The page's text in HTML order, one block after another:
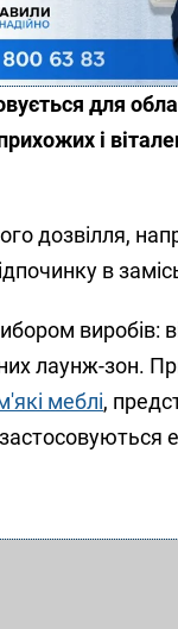
для
і
дозвілля,
в
виробів:
лаунж-зон.
меблі,